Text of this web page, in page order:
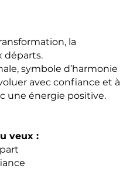
la
départs.
symbole d’harmonie
avec confiance et à
une énergie positive.
veux :